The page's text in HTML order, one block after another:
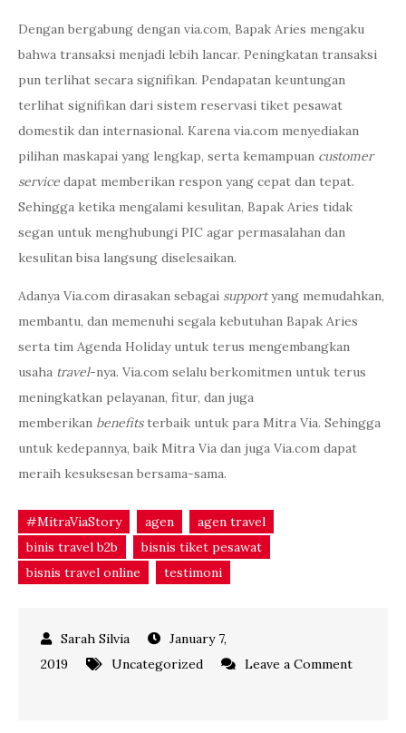
Dengan bergabung dengan via.com, Bapak Aries mengaku
bahwa transaksi menjadi lebih lancar. Peningkatan transaksi
pun terlihat secara signifikan. Pendapatan keuntungan
terlihat signifikan dari sistem reservasi tiket pesawat
domestik dan internasional. Karena via.com menyediakan
pilihan maskapai yang lengkap, serta kemampuan customer
service dapat memberikan respon yang cepat dan tepat.
Sehingga ketika mengalami kesulitan, Bapak Aries tidak
segan untuk menghubungi PIC agar permasalahan dan
kesulitan bisa langsung diselesaikan.
Adanya Via.com dirasakan sebagai supportyang memudahkan,
membantu, dan memenuhi segala kebutuhan Bapak Aries
serta tim Agenda Holiday untuk terus mengembangkan
usaha travel-nya. Via.com selalu berkomitmen untuk terus
meningkatkan pelayanan, fitur, dan juga
memberikan benefitsterbaik untuk para Mitra Via. Sehingga
untuk kedepannya, baik Mitra Via dan juga Via.com dapat
meraih kesuksesan bersama-sama.
#MitraViaStory agen
agen travel
binis travel b2b
bisnis tiket pesawat
bisnis travel online
testimoni
January 7,
2019
Uncategorized
Leave a Comment